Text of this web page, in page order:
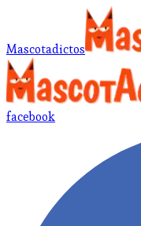
Mascotadictos
facebook